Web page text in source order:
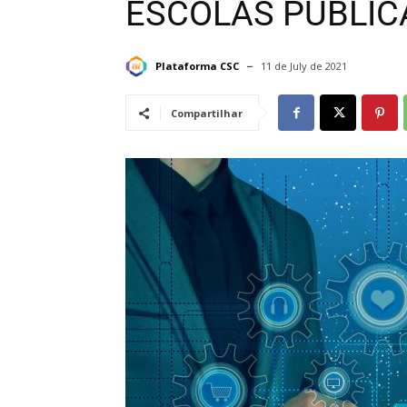
ESCOLAS
Plataforma CSC 11 de July de 2021
Compartilhar